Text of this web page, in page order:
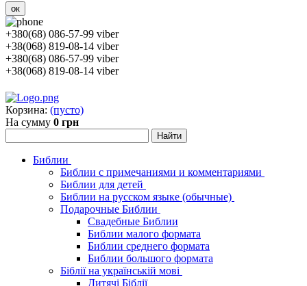
ок
+380(68) 086-57-99 viber
+38(068) 819-08-14 viber
+380(68) 086-57-99 viber
+38(068) 819-08-14 viber
Корзина: (пусто)
На сумму 0 грн
Библии
Библии с примечаниями и комментариями
Библии для детей
Библии на русском языке (обычные)
Подарочные Библии
Свадебные Библии
Библии малого формата
Библии среднего формата
Библии большого формата
Біблії на українській мові
Дитячі Біблії